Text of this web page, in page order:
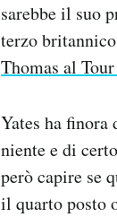
sarebbe il suo
terzo
Thomas al
Yates ha
niente e di
però capire se
il quarto posto